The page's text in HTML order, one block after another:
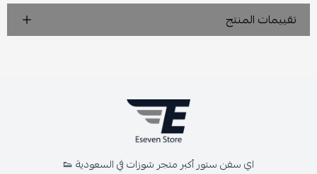
تقييمات المنتج
اي سفن ستور أكبر متجر شوزات في السعودية 👟